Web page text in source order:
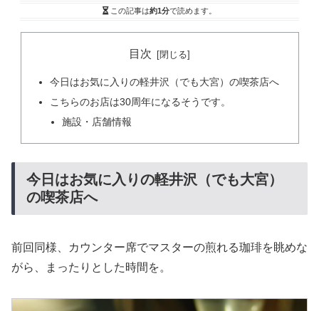
この記事は約1分で読めます。
目次
今日はお気に入りの軽井沢（でも大宮）の喫茶店へ
こちらのお店は30周年になるそうです。
施設・店舗情報
今日はお気に入りの軽井沢（でも大宮）
の喫茶店へ
前回同様、カウンター席でマスターの煎れる珈琲を眺めな
がら、まったりとした時間を。